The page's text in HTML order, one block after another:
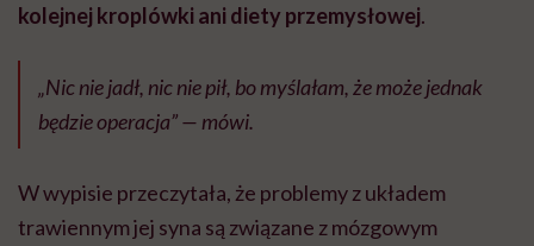
kolejnej kroplówki ani diety przemysłowej.
„Nic nie jadł, nic nie pił, bo myślałam, że może jednak
będzie operacja” — mówi.
W wypisie przeczytała, że problemy z układem
trawiennym jej syna są związane z mózgowym